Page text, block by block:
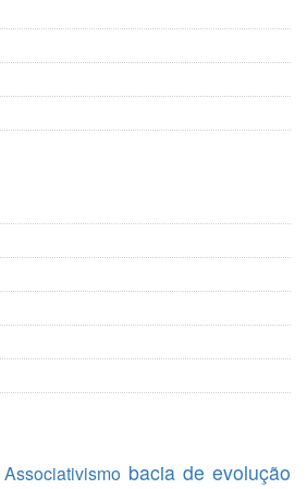
Associativismo bacia de evolução